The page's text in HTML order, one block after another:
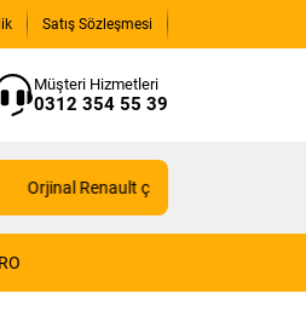
Satış Sözleşmesi
Müşteri Hizmetleri
0312 354 55 39
Orjinal Renault çıkma yedek parçaları